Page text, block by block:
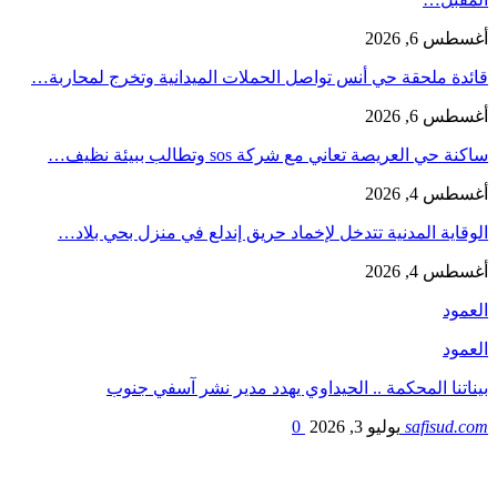
أغسطس 6, 2026
قائدة ملحقة حي أنس تواصل الحملات الميدانية وتخرج لمحاربة…
أغسطس 6, 2026
ساكنة حي العريصة تعاني مع شركة sos وتطالب ببيئة نظيف…
أغسطس 4, 2026
الوقاية المدنية تتدخل لإخماد حريق إندلع في منزل بحي بلاد…
أغسطس 4, 2026
العمود
العمود
بيناتنا المحكمة .. الحيداوي يهدد مدير نشر آسفي جنوب
safisud.com يوليو 3, 2026